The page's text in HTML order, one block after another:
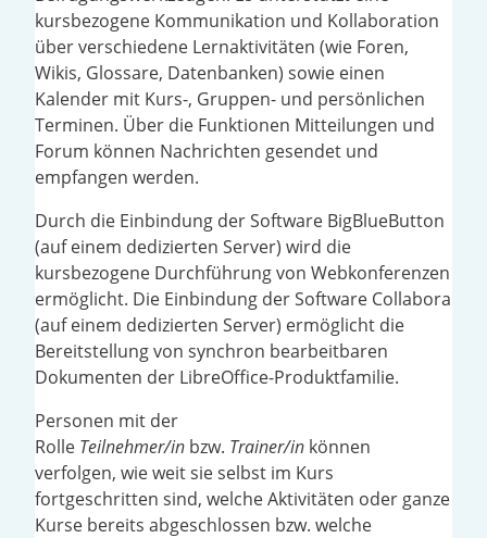
kursbezogene Kommunikation und Kollaboration
über verschiedene Lernaktivitäten (wie Foren,
Wikis, Glossare, Datenbanken) sowie einen
Kalender mit Kurs-, Gruppen- und persönlichen
Terminen. Über die Funktionen Mitteilungen und
Forum können Nachrichten gesendet und
empfangen werden.
Durch die Einbindung der Software BigBlueButton
(auf einem dedizierten Server) wird die
kursbezogene Durchführung von Webkonferenzen
ermöglicht. Die Einbindung der Software Collabora
(auf einem dedizierten Server) ermöglicht die
Bereitstellung von synchron bearbeitbaren
Dokumenten der LibreOffice-Produktfamilie.
Personen mit der
Rolle Teilnehmer/in bzw. Trainer/in können
verfolgen, wie weit sie selbst im Kurs
fortgeschritten sind, welche Aktivitäten oder ganze
Kurse bereits abgeschlossen bzw. welche